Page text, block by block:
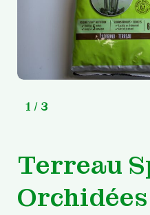
1 / 3
Terreau
Orchidées